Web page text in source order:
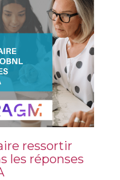
ressortir
les réponses